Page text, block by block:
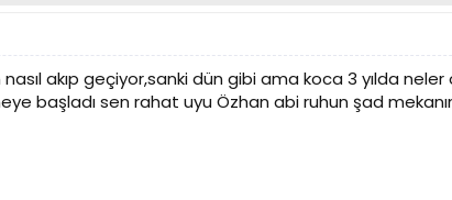
akıp geçiyor,sanki dün gibi ama koca 3 yılda
başladı sen rahat uyu Özhan abi ruhun şad